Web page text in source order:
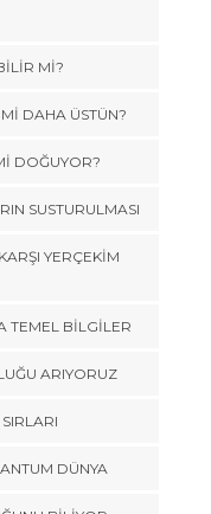
Mİ?
DAHA ÜSTÜN?
DOĞUYOR?
SUSTURULMASI
YERÇEKİM
TEMEL BİLGİLER
ARIYORUZ
DÜNYA